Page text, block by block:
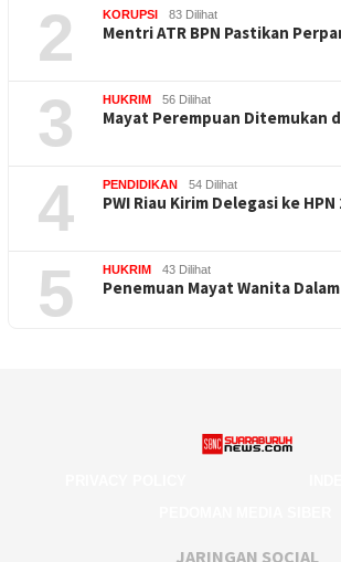
2 KORUPSI 83 Dilihat
Mentri ATR BPN Pastikan
3 HUKRIM 56 Dilihat
Mayat Perempuan Ditemukan
4 PENDIDIKAN 54 Dilihat
PWI Riau Kirim Delegasi ke
5 HUKRIM 43 Dilihat
Penemuan Mayat Wanita
JARINGAN SOCIAL